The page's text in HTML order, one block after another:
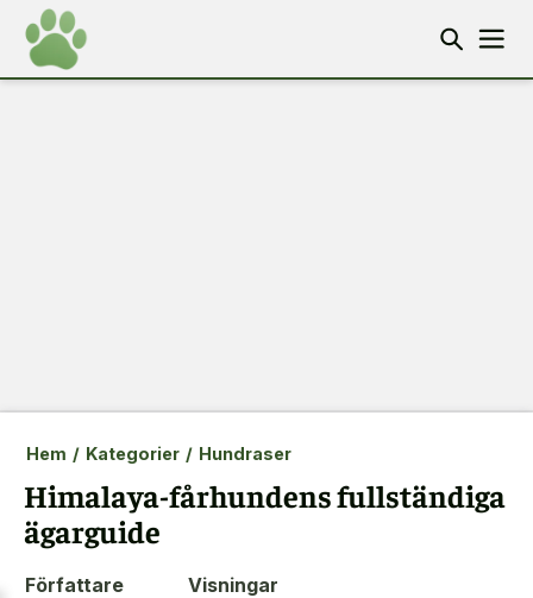
Hem / Kategorier / Hundraser
Himalaya-fårhundens fullständiga
ägarguide
Författare
Visningar